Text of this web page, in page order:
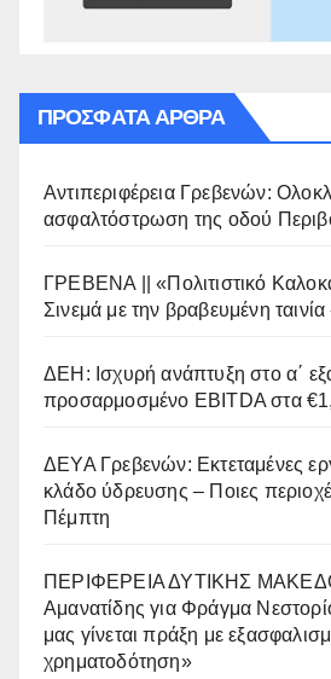
ΠΡΌΣΦΑΤΑ ΆΡΘΡΑ
Αντιπεριφέρεια Γρεβενών:
ασφαλτόστρωση της οδού
ΓΡΕΒΕΝΑ || «Πολιτιστικό
Σινεμά με την βραβευμένη
ΔΕΗ: Ισχυρή ανάπτυξη στο α΄
προσαρμοσμένο EBITDA στα
ΔΕΥΑ Γρεβενών: Εκτεταμένες
κλάδο ύδρευσης – Ποιες
Πέμπτη
ΠΕΡΙΦΕΡΕΙΑ ΔΥΤΙΚΗΣ
Αμανατίδης για Φράγμα
μας γίνεται πράξη με
χρηματοδότηση»